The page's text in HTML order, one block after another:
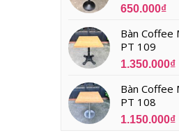
650.000₫
Bàn Coffee
PT 109
1.350.000₫
Bàn Coffee
PT 108
1.150.000₫